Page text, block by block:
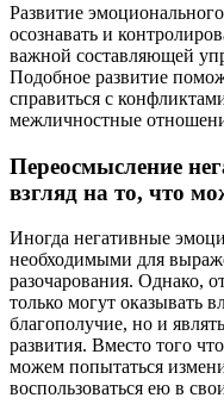
Развитие
осознавать и
важной составляющей
Подобное развитие
справиться с
межличностные
Переосмысление
взгляд на то, что
Иногда негативные
необходимыми для
разочарования. Однако,
только могут оказывать
благополучие, но и
развития. Вместо того
можем попытаться
воспользоваться ею в